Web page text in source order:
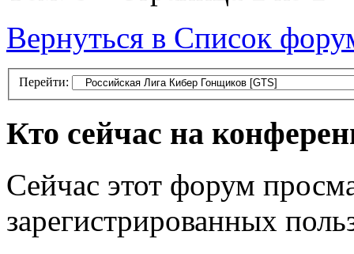
Вернуться в Список
Перейти:
Кто сейчас на
Сейчас этот форум
зарегистрированных